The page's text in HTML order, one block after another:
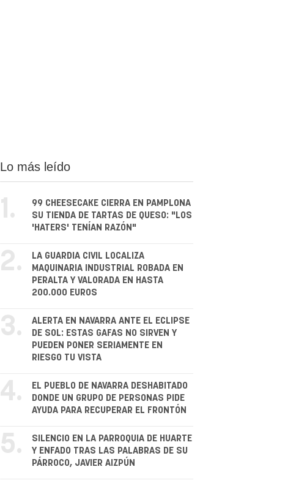
Lo más leído
1.
99 CHEESECAKE CIERRA EN PAMPLONA
SU TIENDA DE TARTAS DE QUESO: "LOS
'HATERS' TENÍAN RAZÓN"
2.
LA GUARDIA CIVIL LOCALIZA
MAQUINARIA INDUSTRIAL ROBADA EN
PERALTA Y VALORADA EN HASTA
200.000 EUROS
3.
ALERTA EN NAVARRA ANTE EL ECLIPSE
DE SOL: ESTAS GAFAS NO SIRVEN Y
PUEDEN PONER SERIAMENTE EN
RIESGO TU VISTA
4.
EL PUEBLO DE NAVARRA DESHABITADO
DONDE UN GRUPO DE PERSONAS PIDE
AYUDA PARA RECUPERAR EL FRONTÓN
5.
SILENCIO EN LA PARROQUIA DE HUARTE
Y ENFADO TRAS LAS PALABRAS DE SU
PÁRROCO, JAVIER AIZPÚN